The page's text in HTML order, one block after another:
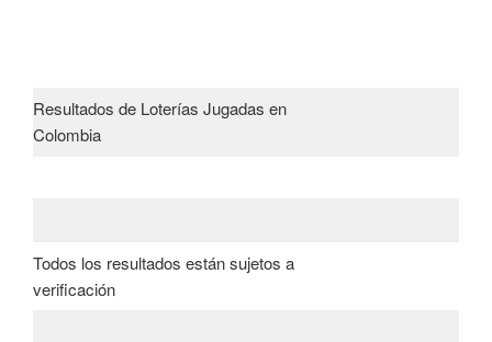
Resultados de Loterías Jugadas en
Colombia
Todos los resultados están sujetos a
verificación